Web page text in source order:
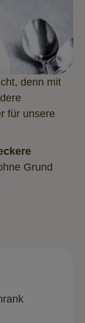
denn mit
für unsere
Grund